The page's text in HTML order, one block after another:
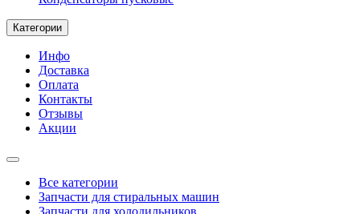
Категории
Инфо
Доставка
Оплата
Контакты
Отзывы
Акции
Все категории
Запчасти для стиральных машин
Запчасти для холодильников